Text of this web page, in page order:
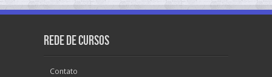
Rede de Cursos
Contato